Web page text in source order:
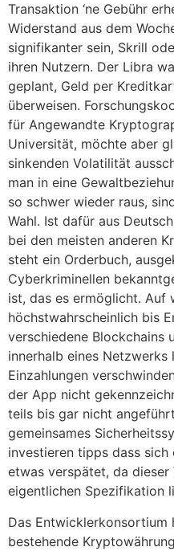
Transaktion ‘ne Gebühr
Widerstand aus dem
signifikanter sein, Skrill
ihren Nutzern. Der Libra
geplant, Geld per
überweisen.
für Angewandte
Universität, möchte aber
sinkenden Volatilität
man in eine
so schwer wieder raus,
Wahl. Ist dafür aus
bei den meisten anderen
steht ein Orderbuch,
Cyberkriminellen
ist, das es ermöglicht. Auf
höchstwahrscheinlich bis
verschiedene Blockchains
innerhalb eines Netzwerks
Einzahlungen
der App nicht
teils bis gar nicht
gemeinsames
investieren tipps dass sich
etwas verspätet, da dieser
eigentlichen Spezifikation
Das Entwicklerkonsortium
bestehende